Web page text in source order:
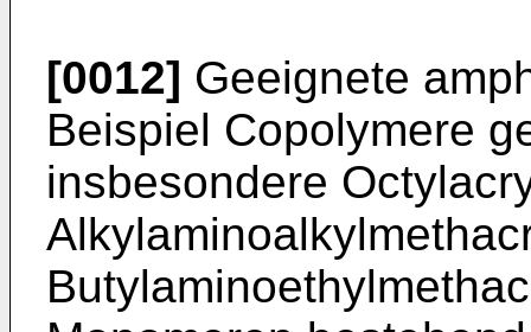
[0012] Geeignete
Beispiel Copolymere
insbesondere